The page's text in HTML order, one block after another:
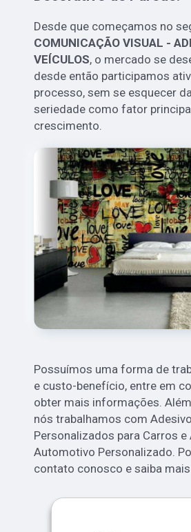
Desde que começamos no
COMUNICAÇÃO VISUAL -
VEÍCULOS, o mercado se
desde então participamos
processo, sem se esquecer
seriedade como fator
crescimento.
Possuímos uma forma de
e custo-benefício, entre em
obter mais informações.
nós trabalhamos com
Personalizados para Carros e
Automotivo Personalizado.
contato conosco e saiba mais